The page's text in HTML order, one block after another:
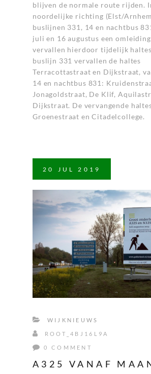
blijven de normale route rijden.
noordelijke richting (Elst/
buslijnen 331, 14 en nachtbus
juli en 16 augustus een
vervallen hierdoor tijdelijk
buslijn 331 vervallen de haltes
Terracottastraat en Dijkstraat,
14 en nachtbus 831:
Jonagoldstraat, De Klif,
Dijkstraat. De vervangende
Groenestraat en Citadelcollege.
20 JUL 2019
WIJKNIEUWS
ROOT_4BJ16L9A
0 COMMENT
A325 VANAF